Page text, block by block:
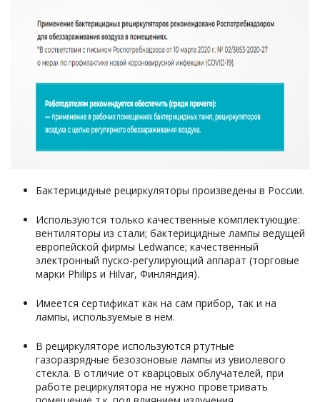
Бактерицидные рециркуляторы произведены в России.
Используются только качественные комплектующие:
вентиляторы из стали; бактерицидные лампы ведущей
европейской фирмы Ledwance; качественный
электронный пуско-регулирующий аппарат (торговые
марки Philips и Hilvar, Финляндия).
Имеется сертификат как на сам прибор, так и на
лампы, используемые в нём.
В рециркуляторе используются ртутные
газоразрядные безозоновые лампы из увиолевого
стекла. В отличие от кварцовых облучателей, при
работе рециркулятора не нужно проветривать